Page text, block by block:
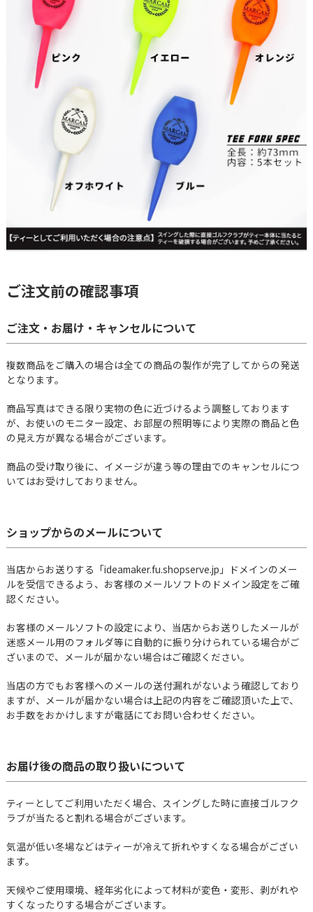
ご注文前の確認事項
ご注文・お届け・キャンセルについて
複数商品をご購入の場合は全ての商品の製作が完了してからの発送
となります。
商品写真はできる限り実物の色に近づけるよう調整しております
が、お使いのモニター設定、お部屋の照明等により実際の商品と色
の見え方が異なる場合がございます。
商品の受け取り後に、イメージが違う等の理由でのキャンセルにつ
いてはお受けしておりません。
ショップからのメールについて
当店からお送りする「ideamaker.fu.shopserve.jp」ドメインのメー
ルを受信できるよう、お客様のメールソフトのドメイン設定をご確
認ください。
お客様のメールソフトの設定により、当店からお送りしたメールが
迷惑メール用のフォルダ等に自動的に振り分けられている場合がご
ざいまので、メールが届かない場合はご確認ください。
当店の方でもお客様へのメールの送付漏れがないよう確認しており
ますが、メールが届かない場合は上記の内容をご確認頂いた上で、
お手数をおかけしますが電話にてお問い合わせください。
お届け後の商品の取り扱いについて
ティーとしてご利用いただく場合、スイングした時に直接ゴルフク
ラブが当たると割れる場合がございます。
気温が低い冬場などはティーが冷えて折れやすくなる場合がござい
ます。
天候やご使用環境、経年劣化によって材料が変色・変形、剥がれや
すくなったりする場合がございます。